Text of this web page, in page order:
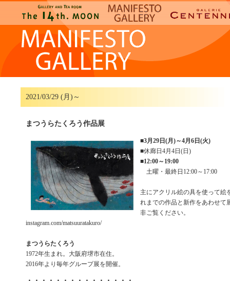
2021/03/29 (月)～
まつうらたくろう作品展
■3月29日(月)～4月6日(火)
■休廊日4月4日(日)
■12:00～19:00
土曜・最終日12:00～17:00
主にアクリル絵の具を使って絵
れまでの作品と新作をあわせて
非ご覧ください。
instagram.com/matsuuratakuro/
まつうらたくろう
1972年生まれ。大阪府堺市在住。
2016年より毎年グループ展を開催。